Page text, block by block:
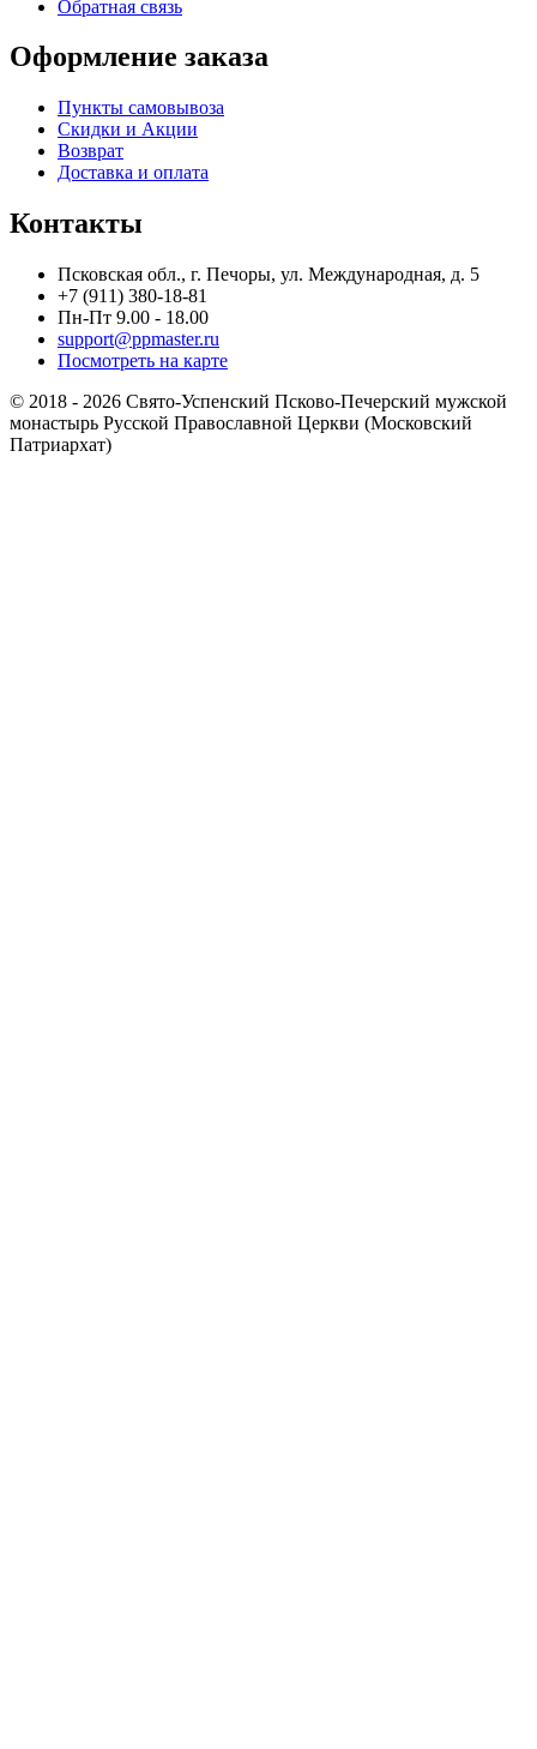
Обратная связь
Оформление заказа
Пункты самовывоза
Скидки и Акции
Возврат
Доставка и оплата
Контакты
Псковская обл., г. Печоры, ул. Международная, д. 5
+7 (911) 380-18-81
Пн-Пт 9.00 - 18.00
support@ppmaster.ru
Посмотреть на карте
© 2018 - 2026 Свято-Успенский Псково-Печерский мужской
монастырь Русской Православной Церкви (Московский
Патриархат)